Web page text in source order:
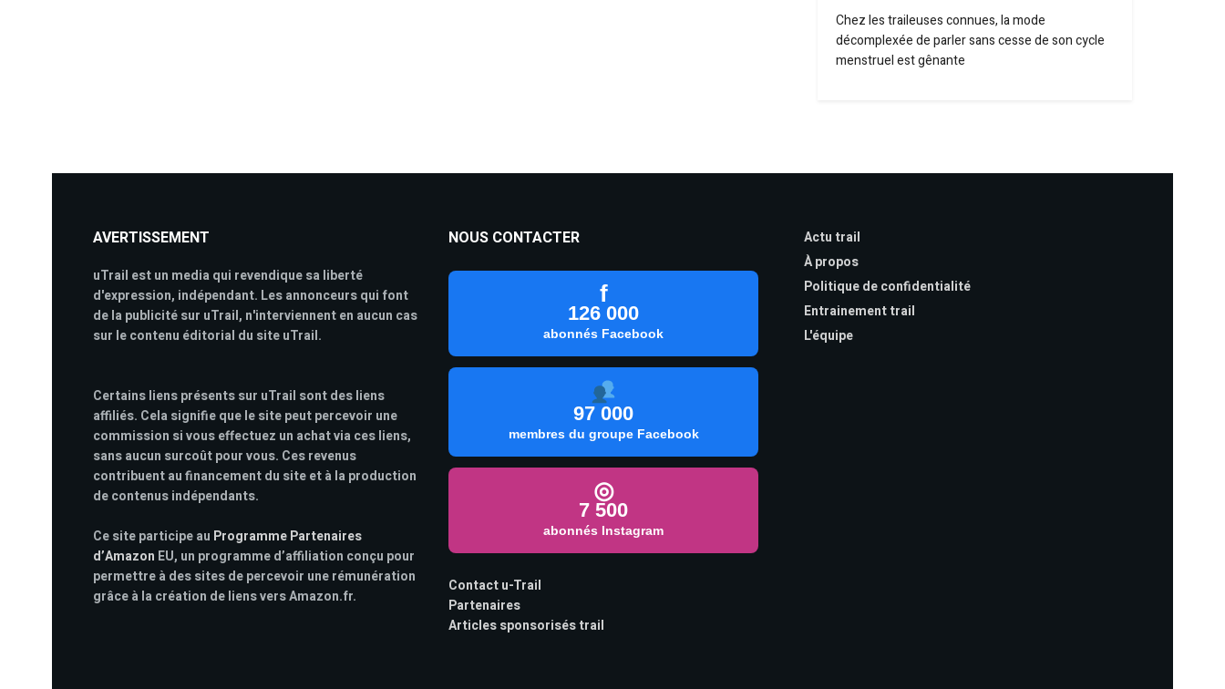
Chez les traileuses connues, la mode
décomplexée de parler sans cesse de son cycle
menstruel est gênante
AVERTISSEMENT
uTrail est un media qui revendique sa liberté
d'expression, indépendant. Les annonceurs qui font
de la publicité sur uTrail, n'interviennent en aucun cas
sur le contenu éditorial du site uTrail.
Certains liens présents sur uTrail sont des liens
affiliés. Cela signifie que le site peut percevoir une
commission si vous effectuez un achat via ces liens,
sans aucun surcoût pour vous. Ces revenus
contribuent au financement du site et à la production
de contenus indépendants.
Ce site participe au Programme Partenaires
d’Amazon EU, un programme d’affiliation conçu pour
permettre à des sites de percevoir une rémunération
grâce à la création de liens vers Amazon.fr.
NOUS CONTACTER
f
126 000
abonnés Facebook
97 000
membres du groupe Facebook
◎
7 500
abonnés Instagram
Contact u-Trail
Partenaires
Articles sponsorisés trail
Actu trail
À propos
Politique de confidentialité
Entrainement trail
L'équipe